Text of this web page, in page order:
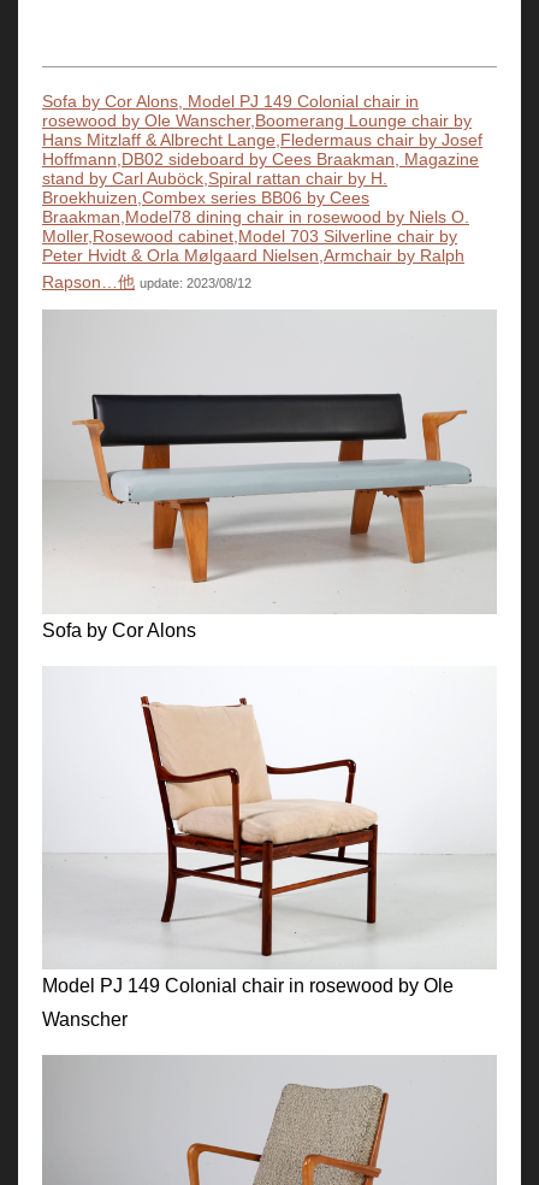
Sofa by Cor Alons, Model PJ 149 Colonial chair in
rosewood by Ole Wanscher,Boomerang Lounge chair by
Hans Mitzlaff & Albrecht Lange,Fledermaus chair by Josef
Hoffmann,DB02 sideboard by Cees Braakman, Magazine
stand by Carl Auböck,Spiral rattan chair by H.
Broekhuizen,Combex series BB06 by Cees
Braakman,Model78 dining chair in rosewood by Niels O.
Moller,Rosewood cabinet,Model 703 Silverline chair by
Peter Hvidt & Orla Mølgaard Nielsen,Armchair by Ralph
Rapson…他 update: 2023/08/12
Sofa by Cor Alons
Model PJ 149 Colonial chair in rosewood by Ole
Wanscher